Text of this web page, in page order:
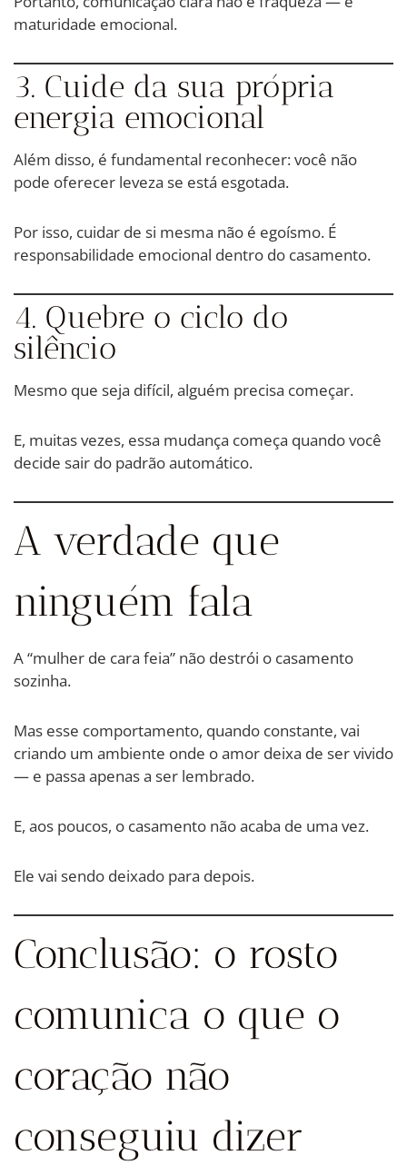
maturidade emocional.
3. Cuide da sua própria
energia emocional
Além disso, é fundamental reconhecer: você não
pode oferecer leveza se está esgotada.
Por isso, cuidar de si mesma não é egoísmo. É
responsabilidade emocional dentro do casamento.
4. Quebre o ciclo do
silêncio
Mesmo que seja difícil, alguém precisa começar.
E, muitas vezes, essa mudança começa quando você
decide sair do padrão automático.
A verdade que
ninguém fala
A “mulher de cara feia” não destrói o casamento
sozinha.
Mas esse comportamento, quando constante, vai
criando um ambiente onde o amor deixa de ser vivido
— e passa apenas a ser lembrado.
E, aos poucos, o casamento não acaba de uma vez.
Ele vai sendo deixado para depois.
Conclusão: o rosto
comunica o que o
coração não
conseguiu dizer